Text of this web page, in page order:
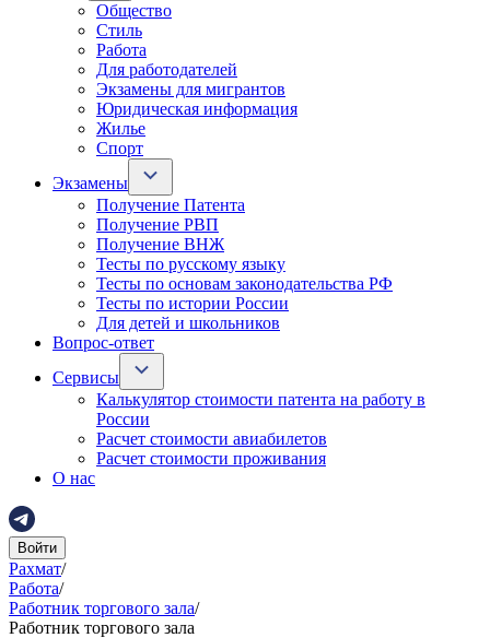
Общество
Стиль
Работа
Для работодателей
Экзамены для мигрантов
Юридическая информация
Жилье
Спорт
Экзамены
Получение Патента
Получение РВП
Получение ВНЖ
Тесты по русскому языку
Тесты по основам законодательства РФ
Тесты по истории России
Для детей и школьников
Вопрос-ответ
Сервисы
Калькулятор стоимости патента на работу в
России
Расчет стоимости авиабилетов
Расчет стоимости проживания
О нас
Войти
Рахмат/
Работа/
Работник торгового зала/
Работник торгового зала